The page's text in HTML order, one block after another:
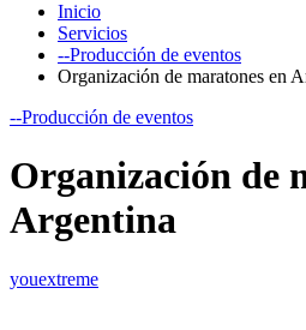
Inicio
Servicios
--Producción de eventos
Organización de maratones en
--Producción de eventos
Organización de
Argentina
youextreme